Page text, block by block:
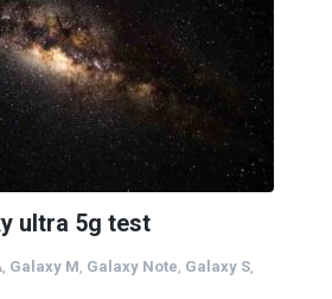
ultra 5g test
, Galaxy M, Galaxy Note, Galaxy S,